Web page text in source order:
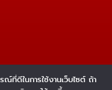
ณ์ที่ดีในการใช้งานเว็บไซต์ ถ้า
1